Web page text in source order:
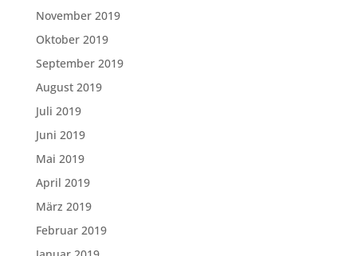
November 2019
Oktober 2019
September 2019
August 2019
Juli 2019
Juni 2019
Mai 2019
April 2019
März 2019
Februar 2019